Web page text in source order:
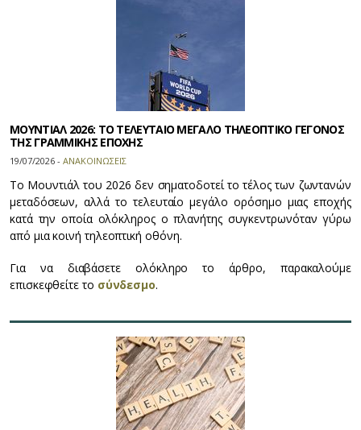
ΜΟΥΝΤΙΑΛ 2026: ΤΟ ΤΕΛΕΥΤΑΙΟ ΜΕΓΑΛΟ ΤΗΛΕΟΠΤΙΚΟ ΓΕΓΟΝΟΣ
ΤΗΣ ΓΡΑΜΜΙΚΗΣ ΕΠΟΧΗΣ
19/07/2026 - ΑΝΑΚΟΙΝΩΣΕΙΣ
Το Μουντιάλ του 2026 δεν σηματοδοτεί το τέλος των ζωντανών
μεταδόσεων, αλλά το τελευταίο μεγάλο ορόσημο μιας εποχής
κατά την οποία ολόκληρος ο πλανήτης συγκεντρωνόταν γύρω
από μια κοινή τηλεοπτική οθόνη.
Για να διαβάσετε ολόκληρο το άρθρο, παρακαλούμε
επισκεφθείτε το σύνδεσμο.